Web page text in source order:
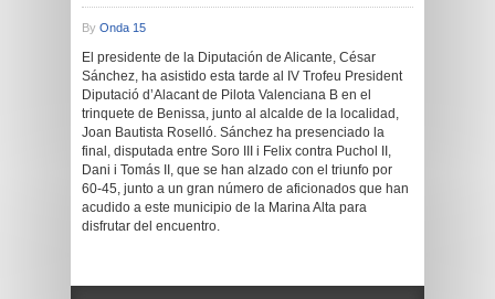
By Onda 15
El presidente de la Diputación de Alicante, César
Sánchez, ha asistido esta tarde al IV Trofeu President
Diputació d’Alacant de Pilota Valenciana B en el
trinquete de Benissa, junto al alcalde de la localidad,
Joan Bautista Roselló. Sánchez ha presenciado la
final, disputada entre Soro III i Felix contra Puchol II,
Dani i Tomás II, que se han alzado con el triunfo por
60-45, junto a un gran número de aficionados que han
acudido a este municipio de la Marina Alta para
disfrutar del encuentro.